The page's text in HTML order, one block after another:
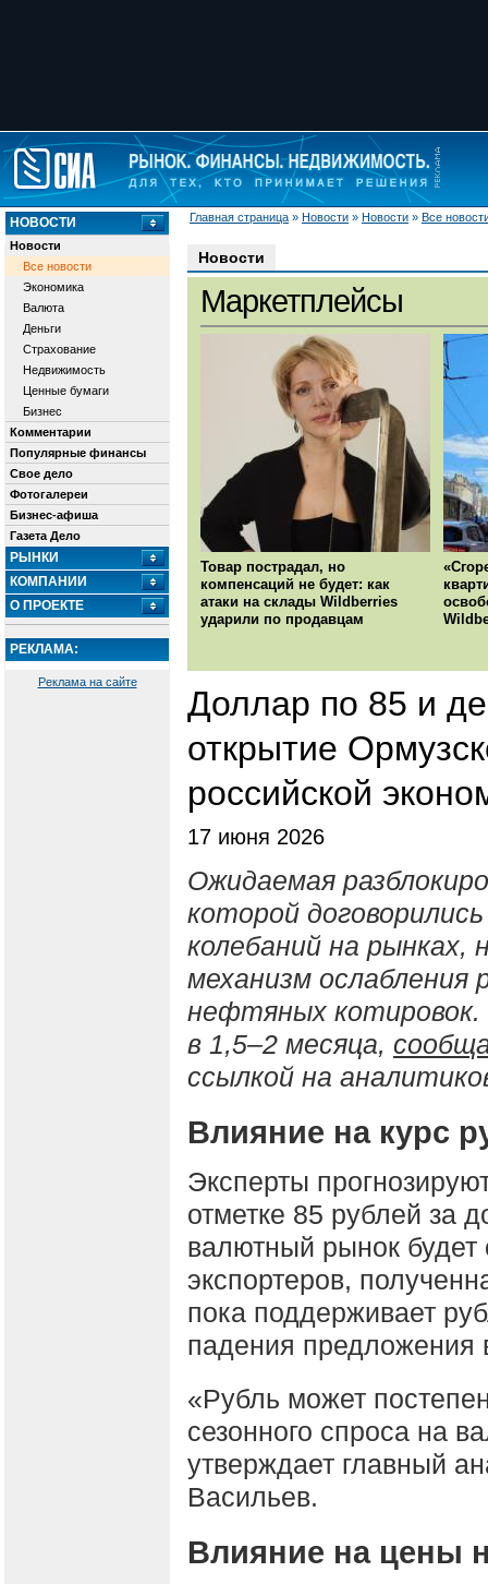
Главная страница » Новости » Новости » Все
НОВОСТИ
Новости
Все новости
Экономика
Валюта
Деньги
Страхование
Недвижимость
Ценные бумаги
Бизнес
Комментарии
Популярные финансы
Свое дело
Фотогалереи
Бизнес-афиша
Газета Дело
РЫНКИ
КОМПАНИИ
О ПРОЕКТЕ
РЕКЛАМА:
Реклама на сайте
Новости
Маркетплейсы
Товар пострадал, но
компенсаций не будет: как
атаки на склады Wildberries
ударили по продавцам
Доллар по 85 и
открытие
российской
17 июня 2026
Ожидаемая
которой
колебаний на
механизм ослабления
нефтяных
в 1,5–2 месяца,
ссылкой на
Влияние на курс
Эксперты
отметке 85 рублей за
валютный рынок
экспортеров,
пока поддерживает
падения предложения
«Рубль может
сезонного спроса на
утверждает главный
Васильев.
Влияние на цены